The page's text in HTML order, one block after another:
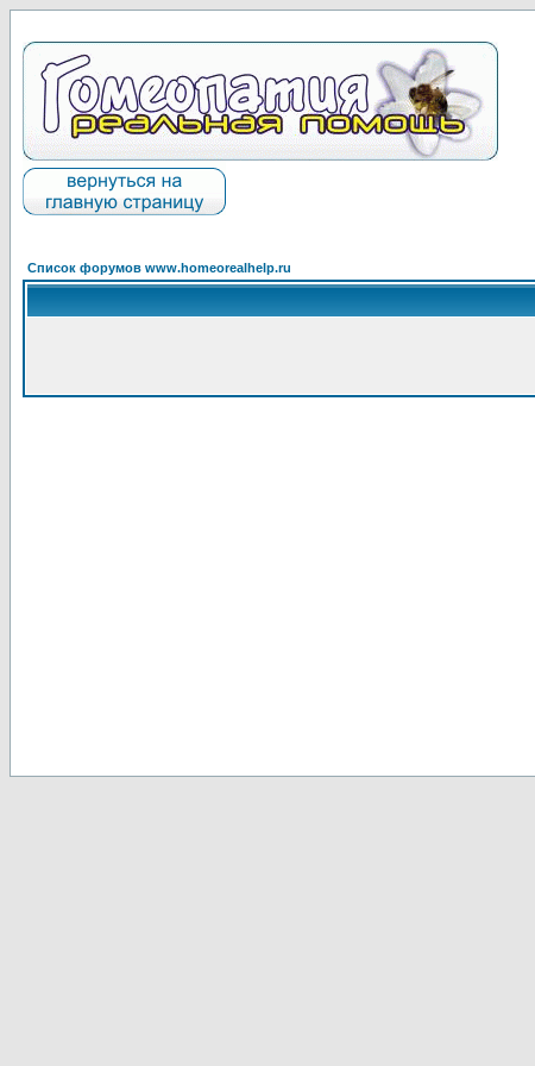
Список форумов www.homeorealhelp.ru